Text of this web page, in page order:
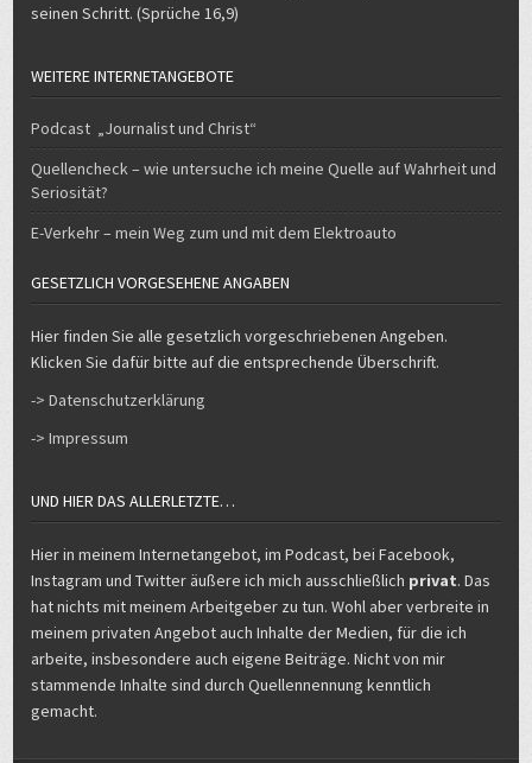
seinen Schritt. (Sprüche 16,9)
WEITERE INTERNETANGEBOTE
Podcast „Journalist und Christ“
Quellencheck – wie untersuche ich meine Quelle auf Wahrheit und
Seriosität?
E-Verkehr – mein Weg zum und mit dem Elektroauto
GESETZLICH VORGESEHENE ANGABEN
Hier finden Sie alle gesetzlich vorgeschriebenen Angeben.
Klicken Sie dafür bitte auf die entsprechende Überschrift.
-> Datenschutzerklärung
-> Impressum
UND HIER DAS ALLERLETZTE…
Hier in meinem Internetangebot, im Podcast, bei Facebook,
Instagram und Twitter äußere ich mich ausschließlich privat. Das
hat nichts mit meinem Arbeitgeber zu tun. Wohl aber verbreite in
meinem privaten Angebot auch Inhalte der Medien, für die ich
arbeite, insbesondere auch eigene Beiträge. Nicht von mir
stammende Inhalte sind durch Quellennennung kenntlich
gemacht.